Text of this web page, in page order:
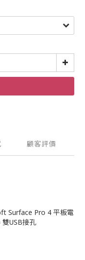
顧客評價
Surface Pro 4 平板電
USB接孔